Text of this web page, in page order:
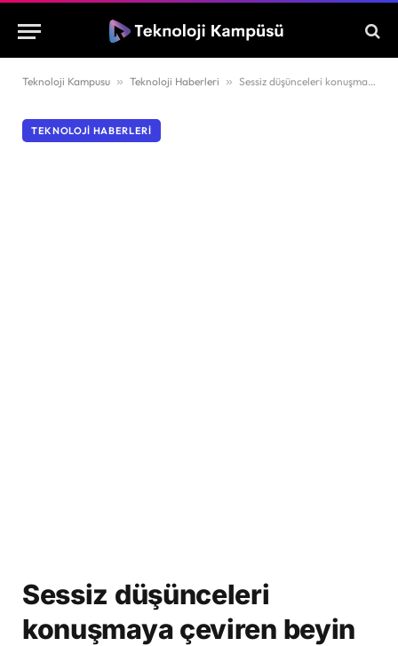
Teknoloji Kampusu » Teknoloji Haberleri » Sessiz düşünceleri konuşmaya çeviren beyin çipi geliştirildi
TEKNOLOJI HABERLERI
Sessiz düşünceleri
konuşmaya çeviren beyin